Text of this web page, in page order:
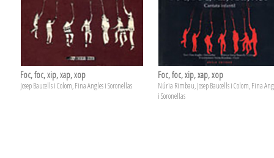
Foc, foc, xip, xap, xop
Josep Baucells i Colom, Fina Angles i Soronellas
Foc, foc, xip, xap, xop
Núria Rimbau, Josep Baucells i Colom, Fina
i Soronellas